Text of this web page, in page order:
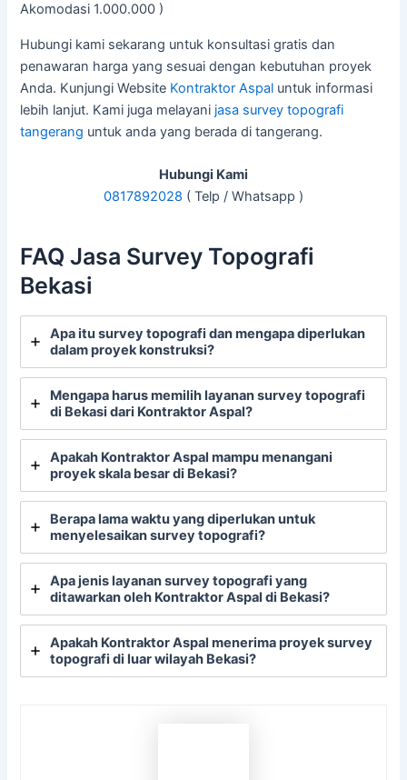
Akomodasi 1.000.000 )
Hubungi kami sekarang untuk konsultasi gratis dan
penawaran harga yang sesuai dengan kebutuhan proyek
Anda. Kunjungi Website Kontraktor Aspal untuk informasi
lebih lanjut. Kami juga melayani jasa survey topografi
tangerang untuk anda yang berada di tangerang.
Hubungi Kami
0817892028 ( Telp / Whatsapp )
FAQ Jasa Survey Topografi
Bekasi
Apa itu survey topografi dan mengapa diperlukan
dalam proyek konstruksi?
Mengapa harus memilih layanan survey topografi
di Bekasi dari Kontraktor Aspal?
Apakah Kontraktor Aspal mampu menangani
proyek skala besar di Bekasi?
Berapa lama waktu yang diperlukan untuk
menyelesaikan survey topografi?
Apa jenis layanan survey topografi yang
ditawarkan oleh Kontraktor Aspal di Bekasi?
Apakah Kontraktor Aspal menerima proyek survey
topografi di luar wilayah Bekasi?